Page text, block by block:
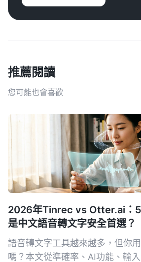
推薦閱讀
您可能也會喜歡
2026年Tinrec vs Otter.ai：
是中文語音轉文字安全首選？
語音轉文字工具越來越多，但你
嗎？本文從準確率、AI功能、輸